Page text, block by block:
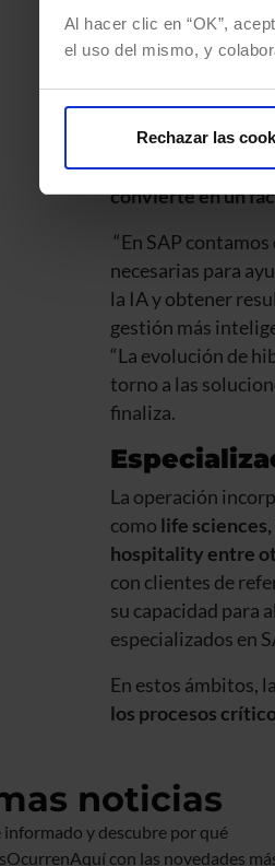
Al hacer clic en “OK”,
el uso del mismo, y
Rechazar las
combinamos
ingeniería de
inteligencia
En este contexto,
transición hacia
convierte en un
“En SAP
necesarias para
la IA y obtener
gestión más
“La evolución de
torno a las
finaliza.
La operación
como life
hospitality entre
con clientes de
su capacidad para
especializados en
En estos ámbitos,
los procesos
noticias
y descubre por qué
con las novedades